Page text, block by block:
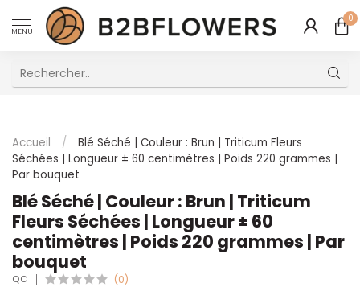
MENU
0
Accueil /
Blé Séché | Couleur : Brun | Triticum Fleurs
Séchées | Longueur ± 60 centimètres | Poids 220 grammes |
Par bouquet
Blé Séché | Couleur : Brun | Triticum
Fleurs Séchées | Longueur ± 60
centimètres | Poids 220 grammes | Par
bouquet
QC (0)